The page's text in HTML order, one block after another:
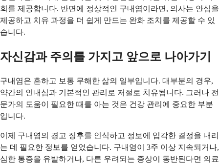
회를 제공합니다. 반면에 정상적인 구내염이라면, 의사는 안심을
제공하고 치유 과정을 더 쉽게 만드는 완화 조치를 제공할 수 있
습니다.
자신감과 주의를 가지고 앞으로 나아가기
구내염은 흔하고 보통 무해한 삶의 일부입니다. 대부분의 경우,
약간의 인내심과 기본적인 관리로 저절로 치유됩니다. 그러나 전
문가의 도움이 필요한 때를 아는 것은 건강 관리에 중요한 부분
입니다.
이제 구내염의 경고 징후를 인식하고 정보에 입각한 결정을 내리
는 데 필요한 정보를 얻었습니다. 구내염이 3주 이상 지속되거나,
심한 통증을 유발하거나, 다른 우려되는 증상이 동반된다면 의료